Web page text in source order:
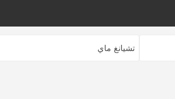
تشيانغ ماي